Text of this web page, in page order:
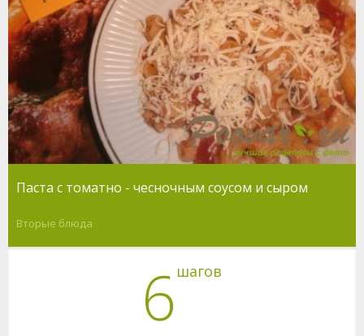
Паста с томатно - чесночным соусом и сыром
Вторые блюда
6 шагов